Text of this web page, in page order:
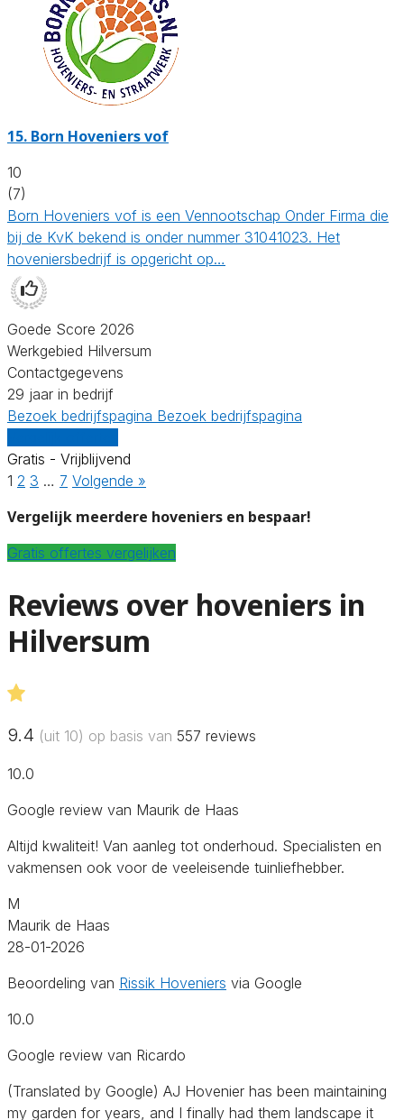
15. Born Hoveniers vof
10
(7)
Born Hoveniers vof is een Vennootschap Onder Firma die
bij de KvK bekend is onder nummer 31041023. Het
hoveniersbedrijf is opgericht op…
Goede Score 2026
Werkgebied Hilversum
Contactgegevens
29 jaar in bedrijf
Bezoek bedrijfspagina Bezoek bedrijfspagina
Gratis - Vrijblijvend
1 2 3 … 7 Volgende »
Vergelijk meerdere hoveniers en bespaar!
Gratis offertes vergelijken
Reviews over hoveniers in
Hilversum
9.4 (uit 10) op basis van 557 reviews
10.0
Google review van Maurik de Haas
Altijd kwaliteit! Van aanleg tot onderhoud. Specialisten en
vakmensen ook voor de veeleisende tuinliefhebber.
M
Maurik de Haas
28-01-2026
Beoordeling van Rissik Hoveniers via Google
10.0
Google review van Ricardo
(Translated by Google) AJ Hovenier has been maintaining
my garden for years, and I finally had them landscape it